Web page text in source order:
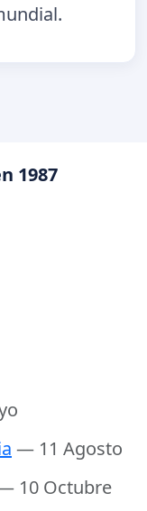
1987
— 11 Agosto
10 Octubre